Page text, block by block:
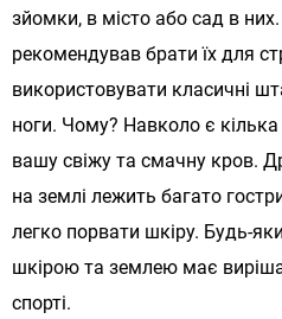
зйомки, в місто або сад в
рекомендував брати їх для
використовувати класичні
ноги. Чому? Навколо є кілька
вашу свіжу та смачну кров.
на землі лежить багато
легко порвати шкіру. Будь-
шкірою та землею має
спорті.